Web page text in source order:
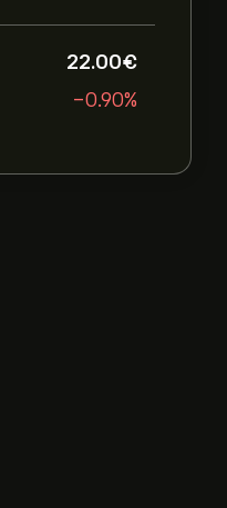
22.00‎€‎
-0.90%